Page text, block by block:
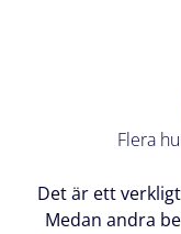
Flera
Det är ett
Medan andra